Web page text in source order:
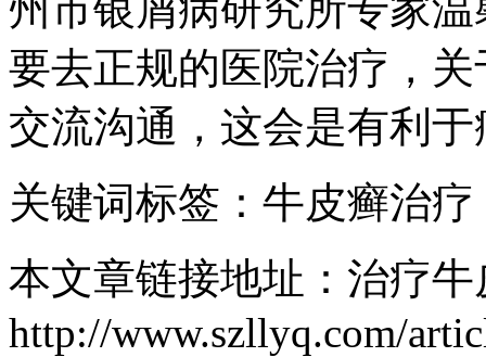
要去正规的医院治疗，
交流沟通，这会是有利
关键词标签：牛皮癣治疗
本文章链接地址：治疗
http://www.szllyq.com/